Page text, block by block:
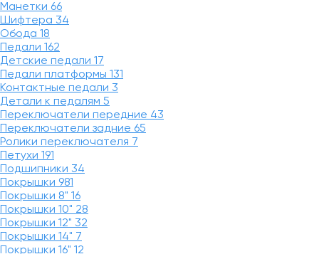
Манетки 66
Шифтера 34
Обода 18
Педали 162
Детские педали 17
Педали платформы 131
Контактные педали 3
Детали к педалям 5
Переключатели передние 43
Переключатели задние 65
Ролики переключателя 7
Петухи 191
Подшипники 34
Покрышки 981
Покрышки 8" 16
Покрышки 10" 28
Покрышки 12" 32
Покрышки 14" 7
Покрышки 16" 12